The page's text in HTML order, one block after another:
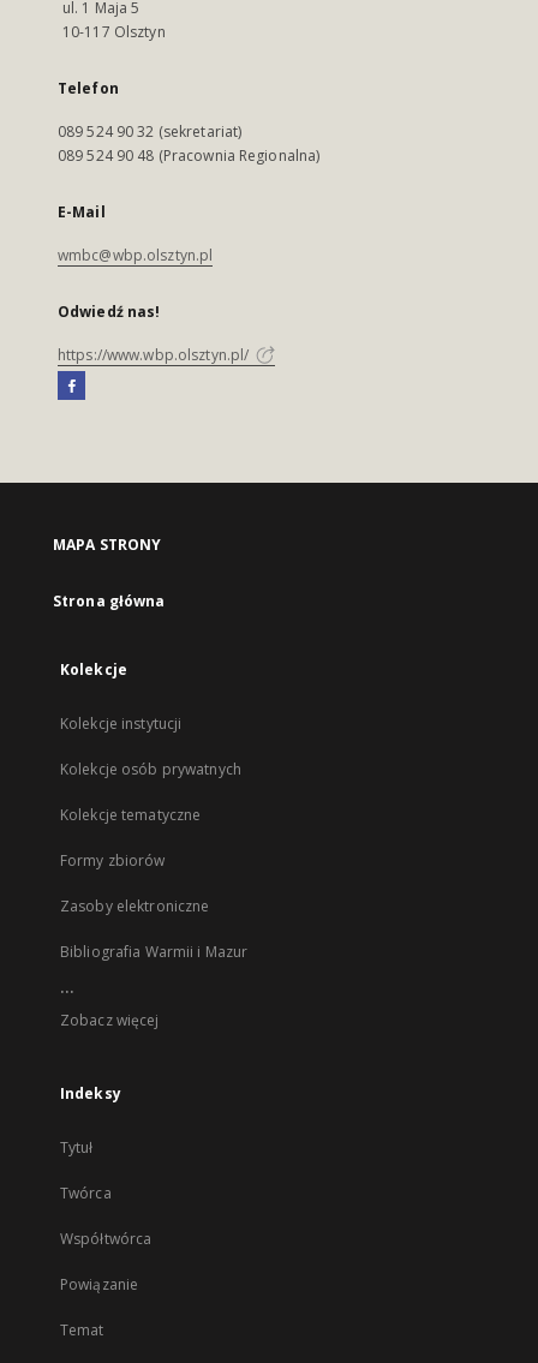
ul. 1 Maja 5
10-117 Olsztyn
Telefon
089 524 90 32 (sekretariat)
089 524 90 48 (Pracownia Regionalna)
E-Mail
wmbc@wbp.olsztyn.pl
Odwiedź nas!
https://www.wbp.olsztyn.pl/
MAPA STRONY
Strona główna
Kolekcje
Kolekcje instytucji
Kolekcje osób prywatnych
Kolekcje tematyczne
Formy zbiorów
Zasoby elektroniczne
Bibliografia Warmii i Mazur
...
Zobacz więcej
Indeksy
Tytuł
Twórca
Współtwórca
Powiązanie
Temat